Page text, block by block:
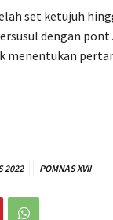
set ketujuh
dengan pont
menentukan
2022 POMNAS XVII